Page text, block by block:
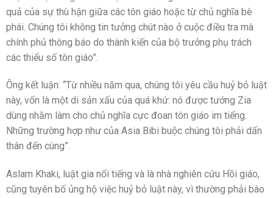
quả của sự thù hận giữa các tôn giáo hoặc từ chủ nghĩa bè
phái. Chúng tôi không tin tưởng chút nào ở cuộc điều tra mà
chính phủ thông báo do thành kiến của bộ trưởng phụ trách
các thiểu số tôn giáo”.
Ông kết luận: “Từ nhiều năm qua, chúng tôi yêu cầu huỷ bỏ luật
này, vốn là một di sản xấu của quá khứ: nó được tướng Zia
dùng nhằm làm cho chủ nghĩa cực đoan tôn giáo im tiếng.
Những trường hợp như của Asia Bibi buộc chúng tôi phải dấn
thân đến cùng”.
Aslam Khaki, luật gia nổi tiếng và là nhà nghiên cứu Hồi giáo,
cũng tuyên bố ủng hộ việc huỷ bỏ luật này, vì thường phải bào